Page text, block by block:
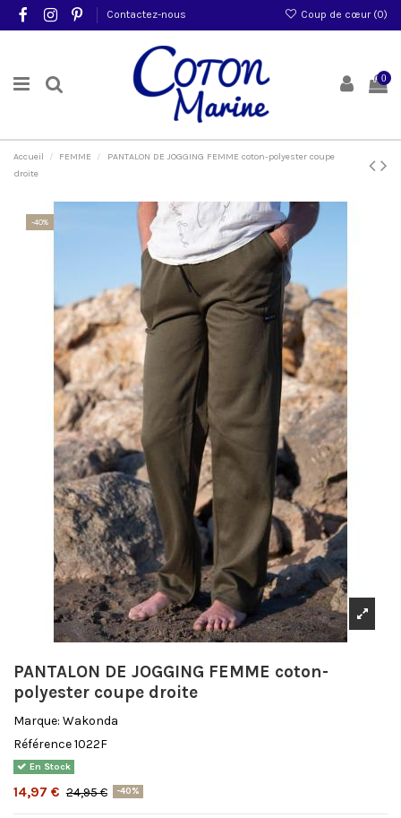
Contactez-nous Coup de cœur (0)
0
Accueil FEMME
PANTALON DE JOGGING FEMME coton-polyester coupe
droite
-40%
PANTALON DE JOGGING FEMME coton-
polyester coupe droite
Marque: Wakonda
Référence1022F
En Stock
14,97 € 24,95 € -40%